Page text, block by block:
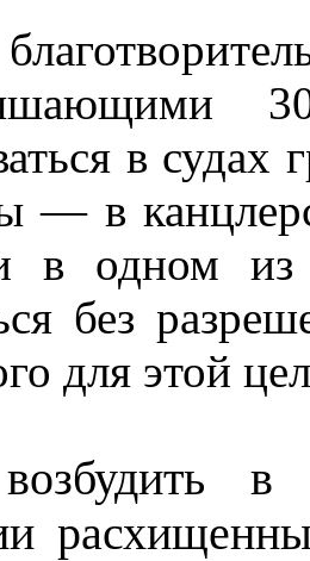
в
— в
в одном из
без
для этой
в